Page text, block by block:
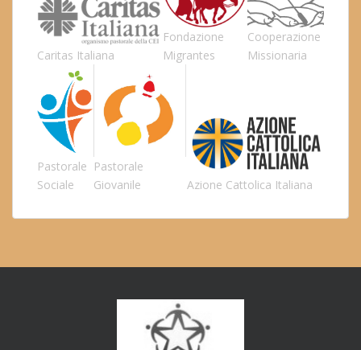
Caritas Italiana
Fondazione
Migrantes
Cooperazione
Missionaria
Pastorale
Sociale
Pastorale
Giovanile
Azione Cattolica Italiana